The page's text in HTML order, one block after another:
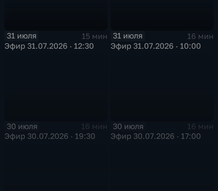
31 июля
15 мин
Эфир 31.07.2026 · 12:30
31 июля
16 мин
Эфир 31.07.2026 · 10:00
30 июля
16 мин
Эфир 30.07.2026 · 19:30
30 июля
16 мин
Эфир 30.07.2026 · 17:00